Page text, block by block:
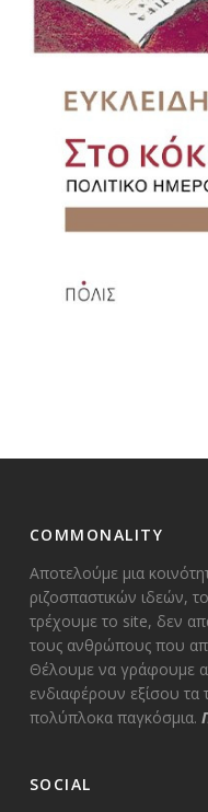
COMMONALITY
Αποτελούμε μια
ριζοσπαστικών ιδεών,
τρέχουμε το site, δεν
τους ανθρώπους που
Θέλουμε να γράφουμε
ενδιαφέρουν εξίσου τα
πολύπλοκα παγκόσμια.
SOCIAL